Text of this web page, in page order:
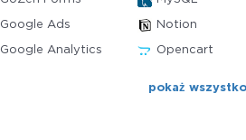
Google Ads Notion
Google Analytics Opencart
pokaż